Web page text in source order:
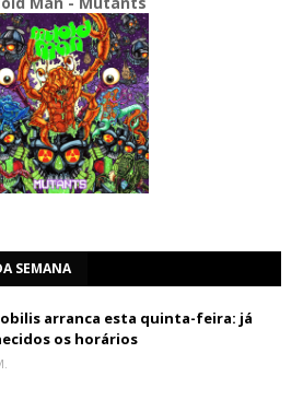
SEMANA
arranca esta quinta-feira: já
os horários